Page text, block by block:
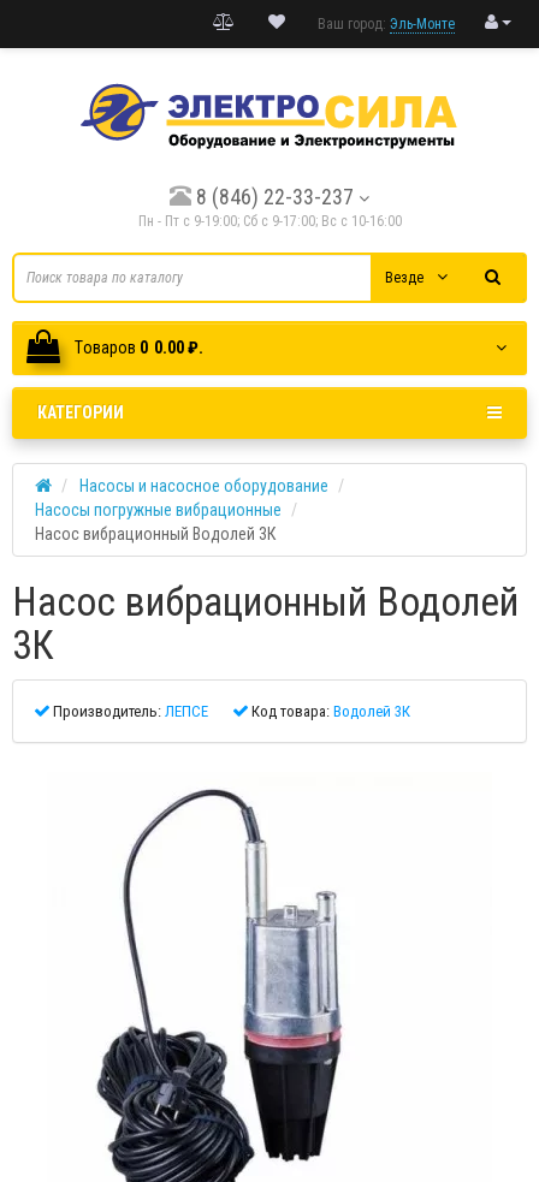
Ваш город: Эль-Монте
8 (846) 22-33-237
Пн - Пт с 9-19:00; Cб с 9-17:00; Вс с 10-16:00
Везде
Tоваров 0 0.00 ₽.
КАТЕГОРИИ
Насосы и насосное оборудование
Насосы погружные вибрационные
Насос вибрационный Водолей 3К
Насос вибрационный Водолей
3К
Производитель: ЛЕПСЕ Код товара: Водолей 3К